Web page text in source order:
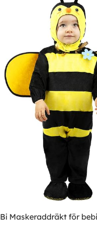
Bi Maskeraddräkt för